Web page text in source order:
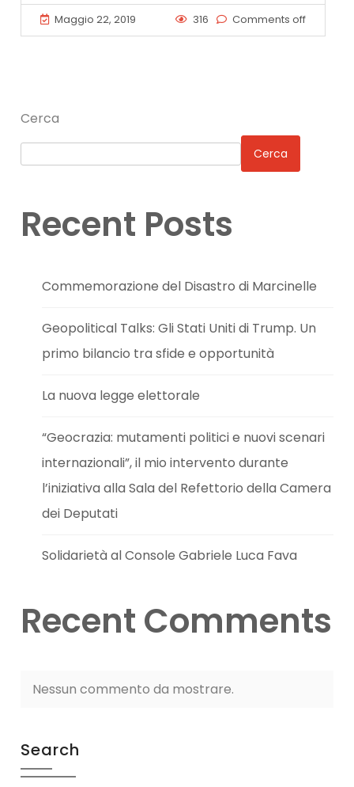
Maggio 22, 2019 316 Comments off
Cerca
Cerca
Recent Posts
Commemorazione del Disastro di Marcinelle
Geopolitical Talks: Gli Stati Uniti di Trump. Un
primo bilancio tra sfide e opportunità
La nuova legge elettorale
“Geocrazia: mutamenti politici e nuovi scenari
internazionali”, il mio intervento durante
l’iniziativa alla Sala del Refettorio della Camera
dei Deputati
Solidarietà al Console Gabriele Luca Fava
Recent Comments
Nessun commento da mostrare.
Search